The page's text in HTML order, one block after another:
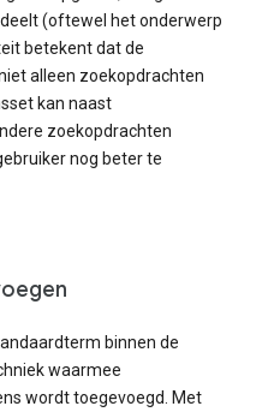
(oftewel het onderwerp
betekent dat de
alleen zoekopdrachten
kan naast
zoekopdrachten
nog beter te
binnen de
waarmee
wordt toegevoegd. Met